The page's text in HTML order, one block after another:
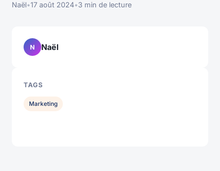
Naël•17 août 2024•3 min de lecture
N Naël
TAGS
Marketing